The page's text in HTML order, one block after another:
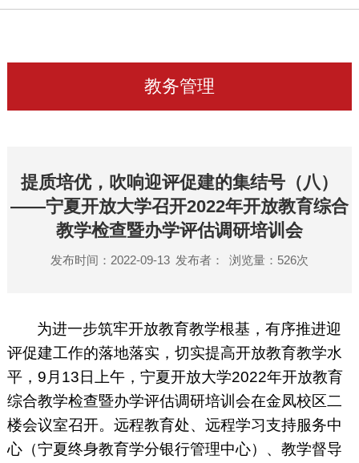
教务管理
提质培优，吹响迎评促建的集结号（八）
——宁夏开放大学召开2022年开放教育综合
教学检查暨办学评估调研培训会
发布时间：2022-09-13 发布者： 浏览量： 526次
为进一步筑牢开放教育教学根基，有序推进迎
评促建工作的落地落实，切实提高开放教育教学水
平， 9 月 13日上午，宁夏开放大学2022年开放教育
综合教学检查暨办学评估调研培训会在金凤校区二
楼会议室召开。远程教育处、远程学习支持服务中
心（宁夏终身教育学分银行管理中心）、教学督导